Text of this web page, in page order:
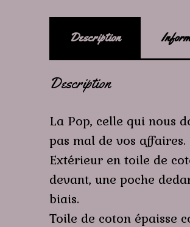
Description
Description
La Pop, celle qui nous
pas mal de vos
Extérieur en toile de
devant, une poche
biais.
Toile de coton épaisse